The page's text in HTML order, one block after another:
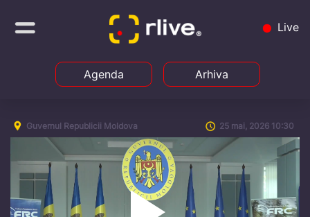
Live
Agenda Arhiva
Guvernul Republicii Moldova 25 mai, 2026 10:30